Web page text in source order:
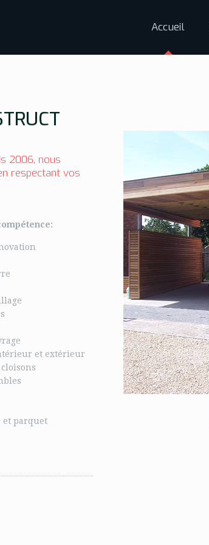
Accueil
2006, nous
respectant vos
et extérieur
et parquet